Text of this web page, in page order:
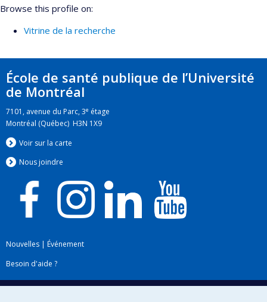
Browse this profile on:
Vitrine de la recherche
École de santé publique de l’Université
de Montréal
7101, avenue du Parc, 3e étage
Montréal (Québec) H3N 1X9
Voir sur la carte
Nous joindre
Nouvelles | Événement
Besoin d'aide ?
Plan du site|Accessibilité